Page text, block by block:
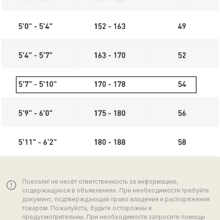
error_outline
Поехали! не несёт ответственность за информацию,
содержащуюся в объявлениях. При необходимости требуйте
документ, подтверждающий право владения и распоряжения
товаром. Пожалуйста, будьте осторожны и
предусмотрительны. При необходимости запросите помощь